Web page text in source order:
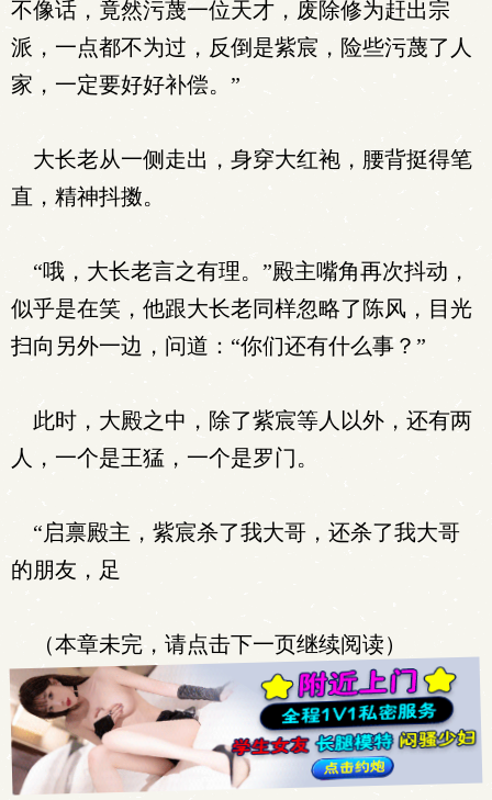
不像话，竟然污蔑一位天才，废除修为赶出宗
派，一点都不为过，反倒是紫宸，险些污蔑了人
家，一定要好好补偿。”
大长老从一侧走出，身穿大红袍，腰背挺得笔
直，精神抖擞。
“哦，大长老言之有理。”殿主嘴角再次抖动，
似乎是在笑，他跟大长老同样忽略了陈风，目光
扫向另外一边，问道：“你们还有什么事？”
此时，大殿之中，除了紫宸等人以外，还有两
人，一个是王猛，一个是罗门。
“启禀殿主，紫宸杀了我大哥，还杀了我大哥
的朋友，足
（本章未完，请点击下一页继续阅读）